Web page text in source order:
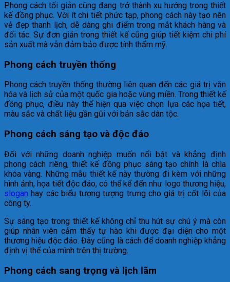
Phong cách tối giản cũng đang trở thành xu hướng trong thiết
kế đồng phục. Với ít chi tiết phức tạp, phong cách này tạo nên
vẻ đẹp thanh lịch, dễ dàng ghi điểm trong mắt khách hàng và
đối tác. Sự đơn giản trong thiết kế cũng giúp tiết kiệm chi phí
sản xuất mà vẫn đảm bảo được tính thẩm mỹ.
Phong cách truyền thống
Phong cách truyền thống thường liên quan đến các giá trị văn
hóa và lịch sử của một quốc gia hoặc vùng miền. Trong thiết kế
đồng phục, điều này thể hiện qua việc chọn lựa các họa tiết,
màu sắc và chất liệu gần gũi với bản sắc dân tộc.
Phong cách sáng tạo và độc đáo
Đối với những doanh nghiệp muốn nổi bật và khẳng định
phong cách riêng, thiết kế đồng phục sáng tạo chính là chìa
khóa vàng. Những mẫu thiết kế này thường đi kèm với những
hình ảnh, họa tiết độc đáo, có thể kể đến như logo thương hiệu,
slogan hay các biểu tượng tượng trưng cho giá trị cốt lõi của
công ty.
Sự sáng tạo trong thiết kế không chỉ thu hút sự chú ý mà còn
giúp nhân viên cảm thấy tự hào khi được đại diện cho một
thương hiệu độc đáo. Đây cũng là cách để doanh nghiệp khẳng
định vị thế của mình trên thị trường.
Phong cách sang trọng và lịch lãm